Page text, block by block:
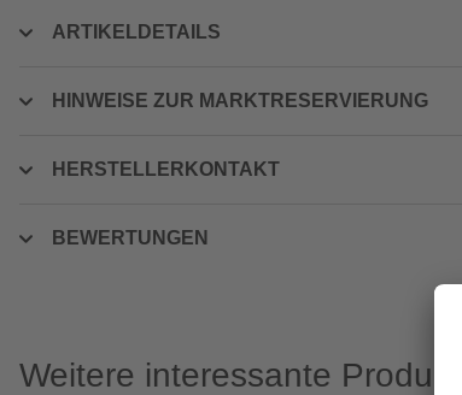
ARTIKELDETAILS
HINWEISE ZUR MARKTRESERVIERUNG
HERSTELLERKONTAKT
BEWERTUNGEN
Weitere interessante Produkte